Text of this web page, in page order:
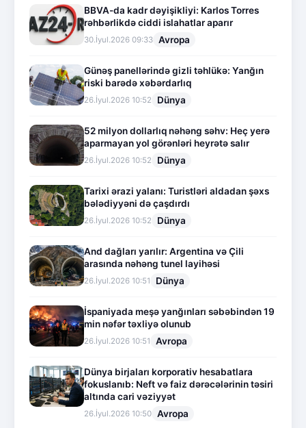
BBVA-da kadr dəyişikliyi: Karlos Torres
rəhbərlikdə ciddi islahatlar aparır
30.İyul.2026 09:33 Avropa
Günəş panellərində gizli təhlükə: Yanğın
riski barədə xəbərdarlıq
26.İyul.2026 10:52 Dünya
52 milyon dollarlıq nəhəng səhv: Heç yerə
aparmayan yol görənləri heyrətə salır
26.İyul.2026 10:52 Dünya
Tarixi ərazi yalanı: Turistləri aldadan şəxs
bələdiyyəni də çaşdırdı
26.İyul.2026 10:52 Dünya
And dağları yarılır: Argentina və Çili
arasında nəhəng tunel layihəsi
26.İyul.2026 10:51 Dünya
İspaniyada meşə yanğınları səbəbindən 19
min nəfər təxliyə olunub
26.İyul.2026 10:51 Avropa
Dünya birjaları korporativ hesabatlara
fokuslanıb: Neft və faiz dərəcələrinin təsiri
altında cari vəziyyət
26.İyul.2026 10:50 Avropa